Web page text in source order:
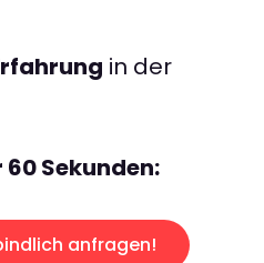
in der
Sekunden:
anfragen!